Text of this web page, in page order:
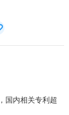
国内相关专利超